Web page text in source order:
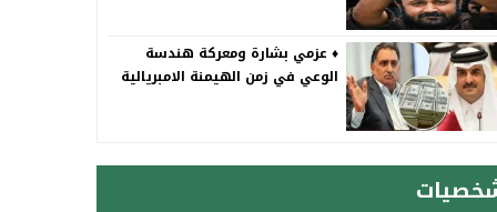
♦️ عزمي بشارة ومعركة هندسة
الوعي في زمن الهيمنة الامبريالية